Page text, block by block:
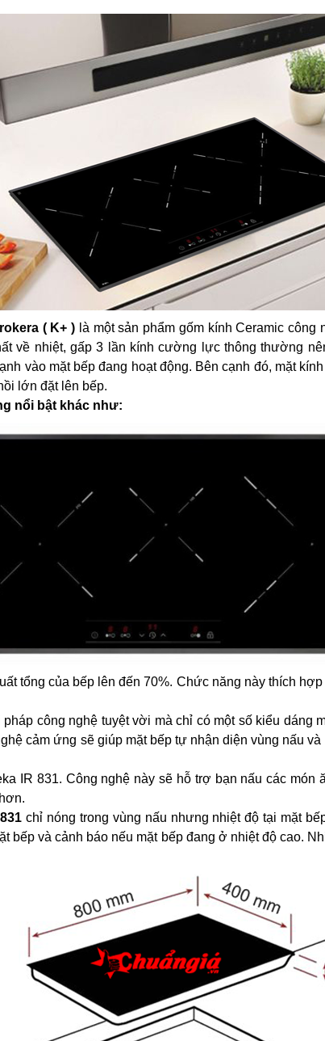
( K+ ) là một sản phẩm gốm kính Ceramic
về nhiệt, gấp 3 lần kính cường lực thông thường
vào mặt bếp đang hoạt động. Bên cạnh đó, mặt
lớn đặt lên bếp.
nổi bật khác như:
tổng của bếp lên đến 70%. Chức năng này thích
công nghệ tuyệt vời mà chỉ có một số kiểu dáng
cảm ứng sẽ giúp mặt bếp tự nhận diện vùng nấu
IR 831. Công nghệ này sẽ hỗ trợ bạn nấu các
chỉ nóng trong vùng nấu nhưng nhiệt độ tại mặt
bếp và cảnh báo nếu mặt bếp đang ở nhiệt độ cao.